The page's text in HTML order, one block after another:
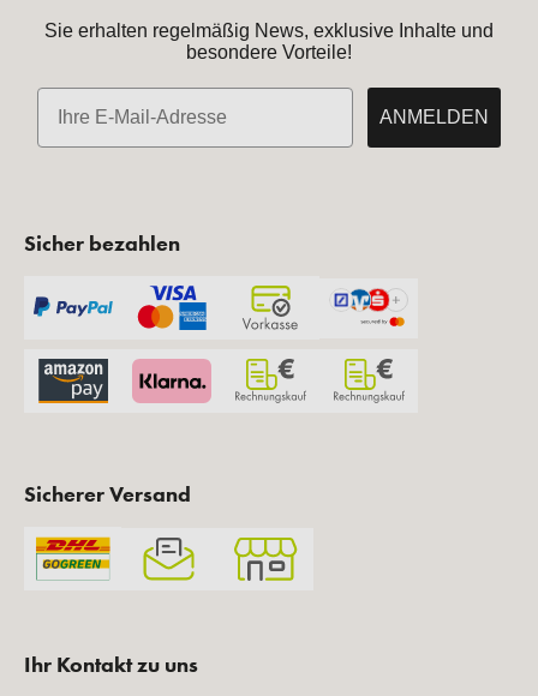
Sie erhalten regelmäßig News, exklusive Inhalte und
besondere Vorteile!
E-Mail
ANMELDEN
Sicher bezahlen
Sicherer Versand
Ihr Kontakt zu uns